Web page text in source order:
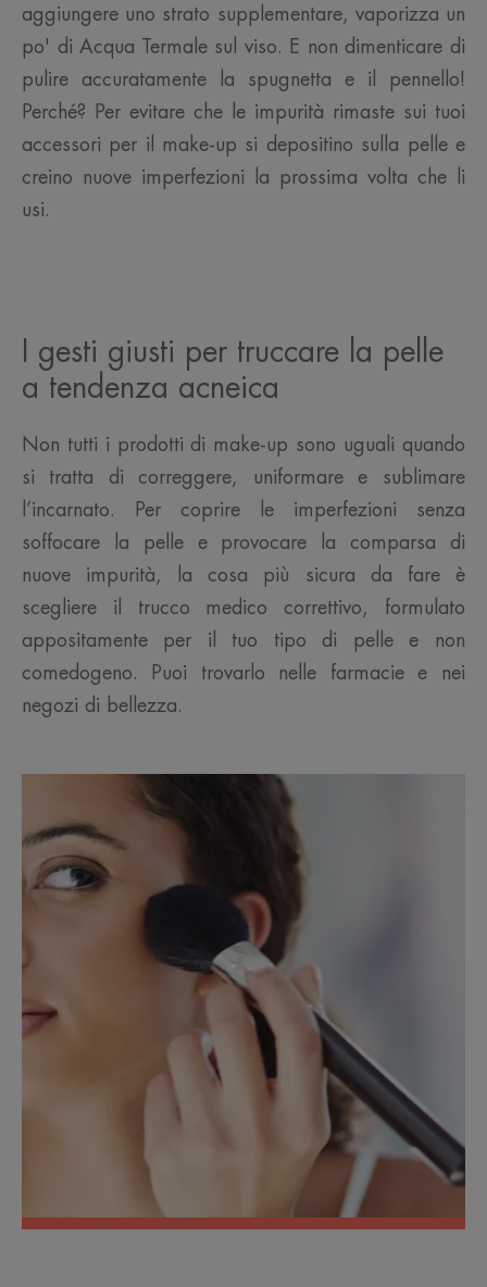
aggiungere uno strato supplementare, vaporizza un
po' di Acqua Termale sul viso. E non dimenticare di
pulire accuratamente la spugnetta e il pennello!
Perché? Per evitare che le impurità rimaste sui tuoi
accessori per il make-up si depositino sulla pelle e
creino nuove imperfezioni la prossima volta che li
usi.
I gesti giusti per truccare la pelle
a tendenza acneica
Non tutti i prodotti di make-up sono uguali quando
si tratta di correggere, uniformare e sublimare
l’incarnato. Per coprire le imperfezioni senza
soffocare la pelle e provocare la comparsa di
nuove impurità, la cosa più sicura da fare è
scegliere il trucco medico correttivo, formulato
appositamente per il tuo tipo di pelle e non
comedogeno. Puoi trovarlo nelle farmacie e nei
negozi di bellezza.